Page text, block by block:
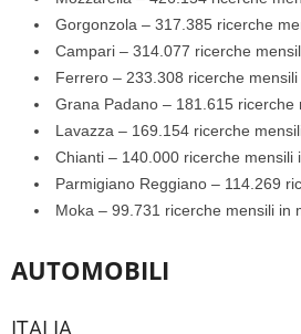
Gorgonzola – 317.385 ricerche
Campari – 314.077 ricerche
Ferrero – 233.308 ricerche mensili
Grana Padano – 181.615 ricerche
Lavazza – 169.154 ricerche
Chianti – 140.000 ricerche mensili
Parmigiano Reggiano – 114.269
Moka – 99.731 ricerche mensili in
AUTOMOBILI